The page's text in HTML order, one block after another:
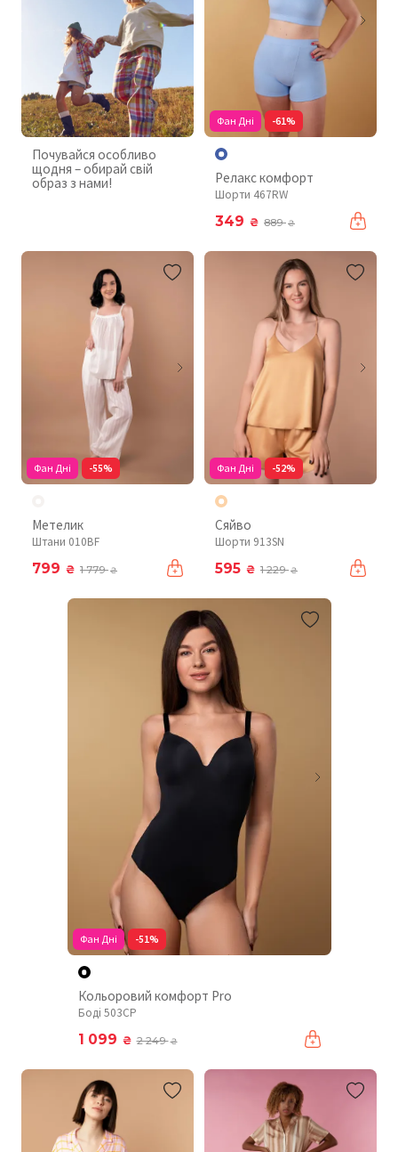
Почувайся особливо
щодня – обирай свій
образ з нами!
Фан Дні -61%
Релакс комфорт
Шорти 467RW
349 ₴ 889₴
Фан Дні -55%
Метелик
Штани 010BF
799 ₴ 1 779₴
Фан Дні -52%
Сяйво
Шорти 913SN
595 ₴ 1 229₴
Фан Дні -51%
Кольоровий комфорт Pro
Боді 503CP
1 099 ₴ 2 249₴